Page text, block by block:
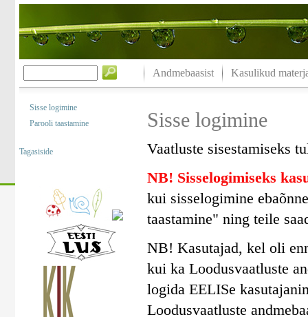
Andmebaasist Kasulikud
Sisse logimine
Parooli taastamine
Tagasiside
Sisse logimine
Vaatluste sisestamiseks
NB! Sisselogimiseks
kui sisselogimine
taastamine" ning teile
NB! Kasutajad, kel oli
kui ka Loodusvaatluste
logida EELISe
Loodusvaatluste